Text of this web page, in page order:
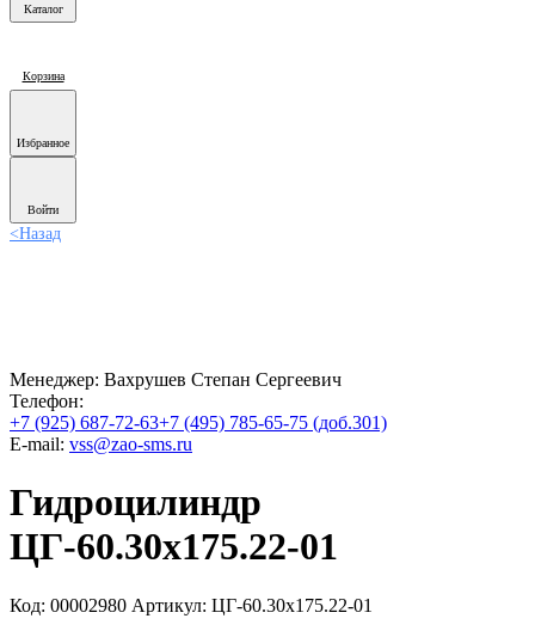
Каталог
Корзина
Избранное
Войти
<Назад
Менеджер: Вахрушев Степан Сергеевич
Телефон:
+7 (925) 687-72-63+7 (495) 785-65-75 (доб.301)
E-mail: vss@zao-sms.ru
Гидроцилиндр
ЦГ-60.30х175.22-01
Код: 00002980 Артикул: ЦГ-60.30х175.22-01